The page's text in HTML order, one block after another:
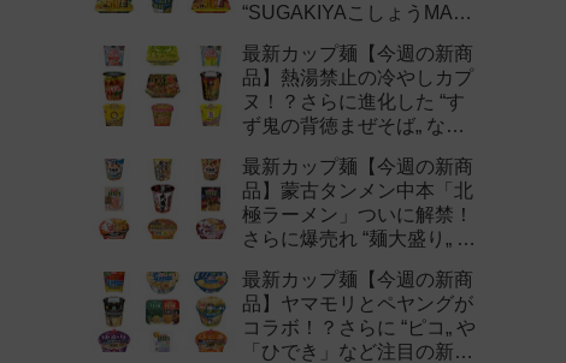
“SUGAKIYAこしょうMAX„
最新カップ麺【今週の新商
品】熱湯禁止の冷やしカプ
ヌ！？さらに進化した “す
ず鬼の背徳まぜそば„ など
最新カップ麺【今週の新商
品】蒙古タンメン中本「北
極ラーメン」ついに解禁！
さらに爆売れ “麺大盛り„ シ
作まとめ！
最新カップ麺【今週の新商
品】ヤマモリとペヤングが
コラボ！？さらに “ピコ„ や
「ひでき」など注目の新作